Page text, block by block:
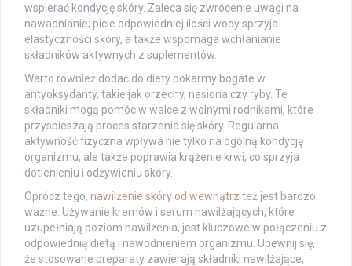
wspierać kondycję skóry. Zaleca się zwrócenie uwagi na
nawadnianie; picie odpowiedniej ilości wody sprzyja
elastyczności skóry, a także wspomaga wchłanianie
składników aktywnych z suplementów.
Warto również dodać do diety pokarmy bogate w
antyoksydanty, takie jak orzechy, nasiona czy ryby. Te
składniki mogą pomóc w walce z wolnymi rodnikami, które
przyspieszają proces starzenia się skóry. Regularna
aktywność fizyczna wpływa nie tylko na ogólną kondycję
organizmu, ale także poprawia krążenie krwi, co sprzyja
dotlenieniu i odżywieniu skóry.
Oprócz tego, nawilżenie skóry od wewnątrz też jest bardzo
ważne. Używanie kremów i serum nawilżających, które
uzupełniają poziom nawilżenia, jest kluczowe w połączeniu z
odpowiednią dietą i nawodnieniem organizmu. Upewnij się,
że stosowane preparaty zawierają składniki nawilżające,